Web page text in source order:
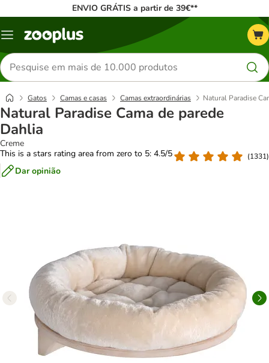
ENVIO GRÁTIS a partir de 39€**
Menu
Pesquisar
produtos
Gatos Camas e casas Camas extraordinárias Natural Paradise
Natural Paradise Cama de parede
Dahlia
Creme
This is a stars rating area from zero to 5: 4.5/5
(1331)
Dar opinião